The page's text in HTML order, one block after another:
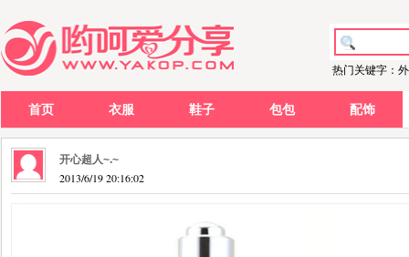
热门关键字：
首页 衣服 鞋子 包包 配饰
开心超人~.~
2013/6/19 20:16:02